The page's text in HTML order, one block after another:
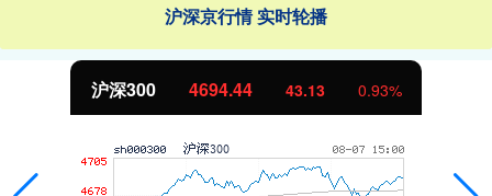
沪深京行情 实时轮播
沪深300 4694.44 43.13 0.93%